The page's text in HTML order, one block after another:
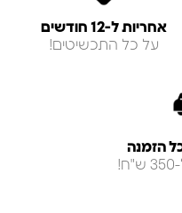
אחריות ל-12 חודשים
על כל התכשיטים!
הזמנה